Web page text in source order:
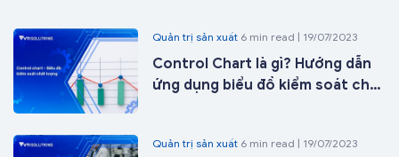
Quản trị sản xuất 6 min read | 19/07/2023
Control Chart là gì? Hướng dẫn
ứng dụng biểu đồ kiểm soát chất
Quản trị sản xuất 6 min read | 19/07/2023